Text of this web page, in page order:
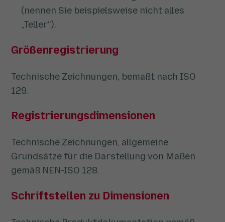
(nennen Sie beispielsweise nicht alles
„Teller“).
Größenregistrierung
Technische Zeichnungen, bemaßt nach ISO
129.
Registrierungsdimensionen
Technische Zeichnungen, allgemeine
Grundsätze für die Darstellung von Maßen
gemäß NEN-ISO 128.
Schriftstellen zu Dimensionen